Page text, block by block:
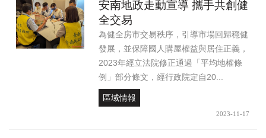
安南地政走動宣導 攜手共創健
全交易
為健全房市交易秩序，引導市場回歸穩健
發展，並保障國人購屋權益與居住正義，
2023年經立法院修正通過「平均地權條
例」部分條文，經行政院定自20...
區域情報
2023-11-17